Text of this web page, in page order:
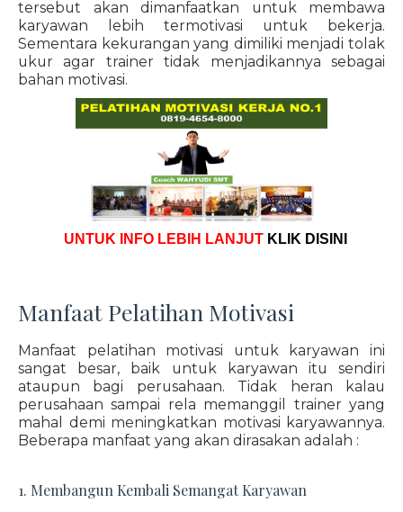
tersebut akan dimanfaatkan untuk membawa
karyawan lebih termotivasi untuk bekerja.
Sementara kekurangan yang dimiliki menjadi tolak
ukur agar trainer tidak menjadikannya sebagai
bahan motivasi.
UNTUK INFO LEBIH LANJUT KLIK DISINI
Manfaat Pelatihan Motivasi
Manfaat pelatihan motivasi untuk karyawan ini
sangat besar, baik untuk karyawan itu sendiri
ataupun bagi perusahaan. Tidak heran kalau
perusahaan sampai rela memanggil trainer yang
mahal demi meningkatkan motivasi karyawannya.
Beberapa manfaat yang akan dirasakan adalah :
1. Membangun Kembali Semangat Karyawan